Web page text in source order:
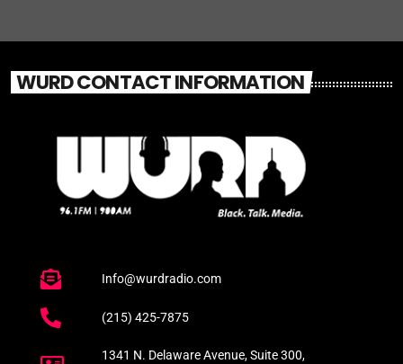
WURD CONTACT INFORMATION
Info@wurdradio.com
(215) 425-7875
1341 N. Delaware Avenue, Suite 300,